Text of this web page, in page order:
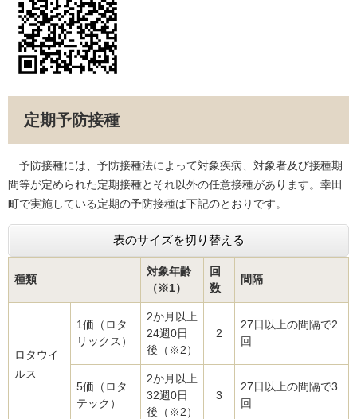
定期予防接種
予防接種には、予防接種法によって対象疾病、対象者及び接種期
間等が定められた定期接種とそれ以外の任意接種があります。幸田
町で実施している定期の予防接種は下記のとおりです。
表のサイズを切り替える
種類
対象年齢
（※1）
回
数
間隔
ロタウイ
ルス
1価（ロタ
リックス）
2か月以上
24週0日
後（※2）
2
27日以上の間隔で2
回
5価（ロタ
テック）
2か月以上
32週0日
後（※2）
3
27日以上の間隔で3
回